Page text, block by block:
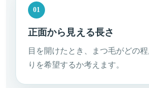
01
正面から見える長さ
目を開けたとき、まつ毛がどの
りを希望するか考えます。